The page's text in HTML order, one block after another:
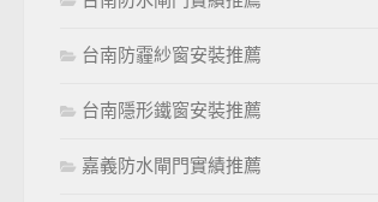
台南防霾紗窗安裝推薦
台南隱形鐵窗安裝推薦
嘉義防水閘門實績推薦